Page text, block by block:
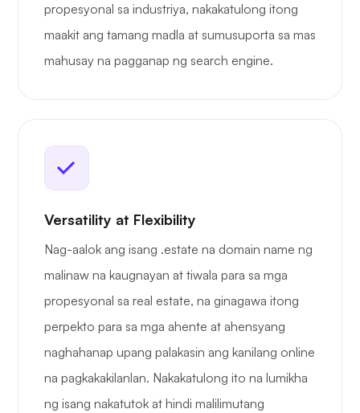
propesyonal sa industriya, nakakatulong itong
maakit ang tamang madla at sumusuporta sa mas
mahusay na pagganap ng search engine.
Versatility at Flexibility
Nag-aalok ang isang .estate na domain name ng
malinaw na kaugnayan at tiwala para sa mga
propesyonal sa real estate, na ginagawa itong
perpekto para sa mga ahente at ahensyang
naghahanap upang palakasin ang kanilang online
na pagkakakilanlan. Nakakatulong ito na lumikha
ng isang nakatutok at hindi malilimutang